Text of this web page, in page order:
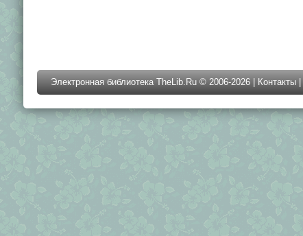
Электронная библиотека TheLib.Ru © 2006-2026 | Контакты|